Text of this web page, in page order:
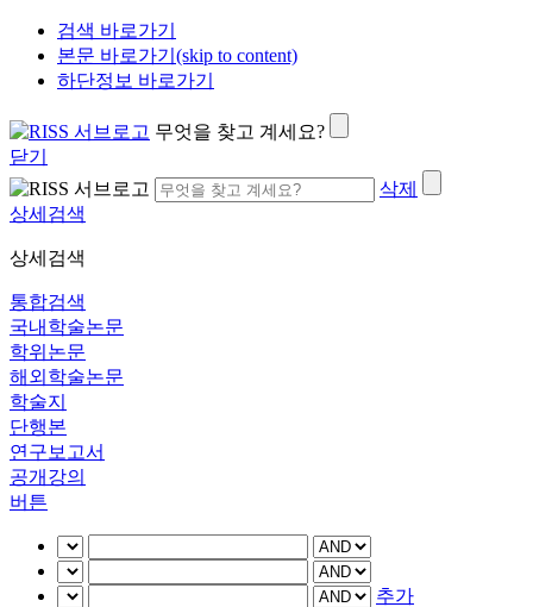
검색 바로가기
본문 바로가기(skip to content)
하단정보 바로가기
무엇을 찾고 계세요?
닫기
삭제
상세검색
상세검색
통합검색
국내학술논문
학위논문
해외학술논문
학술지
단행본
연구보고서
공개강의
버튼
추가